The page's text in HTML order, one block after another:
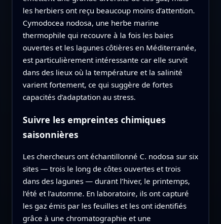
les herbiers ont reçu beaucoup moins d’attention.
Cymodocea nodosa, une herbe marine
thermophile qui recouvre à la fois les baies
ouvertes et les lagunes côtières en Méditerranée,
est particulièrement intéressante car elle survit
dans des lieux où la température et la salinité
varient fortement, ce qui suggère de fortes
capacités d’adaptation au stress.
Suivre les empreintes chimiques
saisonnières
Les chercheurs ont échantillonné C. nodosa sur six
sites — trois le long de côtes ouvertes et trois
dans des lagunes — durant l’hiver, le printemps,
l’été et l’automne. En laboratoire, ils ont capturé
les gaz émis par les feuilles et les ont identifiés
grâce à une chromatographie et une